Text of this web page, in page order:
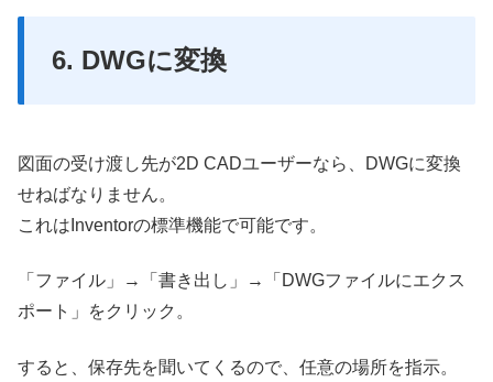
6. DWGに変換
図面の受け渡し先が2D CADユーザーなら、DWGに変換
せねばなりません。
これはInventorの標準機能で可能です。
「ファイル」→「書き出し」→「DWGファイルにエクス
ポート」をクリック。
すると、保存先を聞いてくるので、任意の場所を指示。